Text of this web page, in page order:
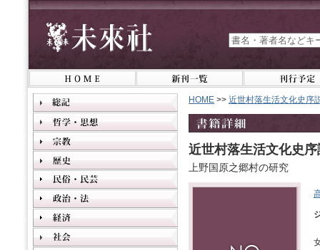
HOME >> 近世村落生活文化史序
近世村落生活文化史序
上野国原之郷村の研究